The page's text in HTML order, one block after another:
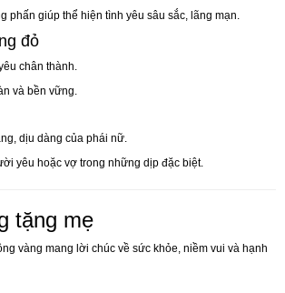
phấn giúp thể hiện tình yêu sâu sắc, lãng mạn.
đỏ
chân thành.
và bền vững.
dịu dàng của phái nữ.
yêu hoặc vợ trong những dịp đặc biệt.
tặng mẹ
vàng mang lời chúc về sức khỏe, niềm vui và hạnh